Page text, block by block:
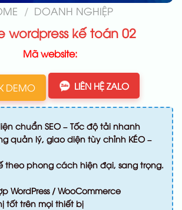
/ DOANH NGHIỆP
wordpress kế toán 02
Mã website:
DEMO LIÊN HỆ ZALO
chuẩn SEO – Tốc độ tải nhanh
quản lý, giao diện tùy chỉnh KÉO –
theo phong cách hiện đại, sang trọng.
WordPress / WooCommerce
tốt trên mọi thiết bị